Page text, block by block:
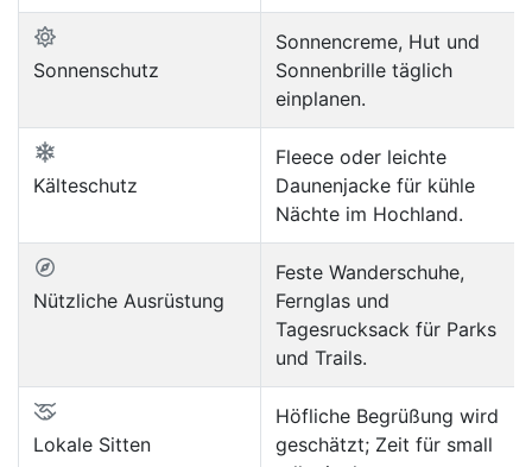
Sonnenschutz
Sonnencreme, Hut und
Sonnenbrille täglich
einplanen.
Kälteschutz
Fleece oder leichte
Daunenjacke für kühle
Nächte im Hochland.
Nützliche Ausrüstung
Feste Wanderschuhe,
Fernglas und
Tagesrucksack für Parks
und Trails.
Lokale Sitten
Höfliche Begrüßung wird
geschätzt; Zeit für small